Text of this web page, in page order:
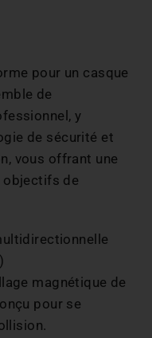
pour un casque
de
y
de sécurité et
vous offrant une
objectifs de
magnétique de
pour se